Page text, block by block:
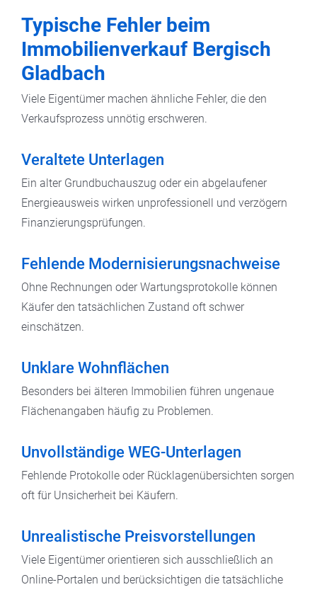
Typische Fehler beim
Immobilienverkauf Bergisch
Gladbach
Viele Eigentümer machen ähnliche Fehler, die den
Verkaufsprozess unnötig erschweren.
Veraltete Unterlagen
Ein alter Grundbuchauszug oder ein abgelaufener
Energieausweis wirken unprofessionell und verzögern
Finanzierungsprüfungen.
Fehlende Modernisierungsnachweise
Ohne Rechnungen oder Wartungsprotokolle können
Käufer den tatsächlichen Zustand oft schwer
einschätzen.
Unklare Wohnflächen
Besonders bei älteren Immobilien führen ungenaue
Flächenangaben häufig zu Problemen.
Unvollständige WEG-Unterlagen
Fehlende Protokolle oder Rücklagenübersichten sorgen
oft für Unsicherheit bei Käufern.
Unrealistische Preisvorstellungen
Viele Eigentümer orientieren sich ausschließlich an
Online-Portalen und berücksichtigen die tatsächliche